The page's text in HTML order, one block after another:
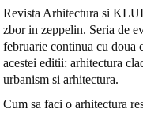
Revista Arhitectura si
zbor in zeppelin. Seria de
februarie continua cu doua
acestei editii: arhitectura
urbanism si arhitectura.
Cum sa faci o arhitectura